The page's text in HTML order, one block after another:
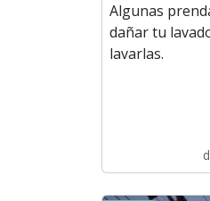
Algunas
dañar tu
lavarlas.